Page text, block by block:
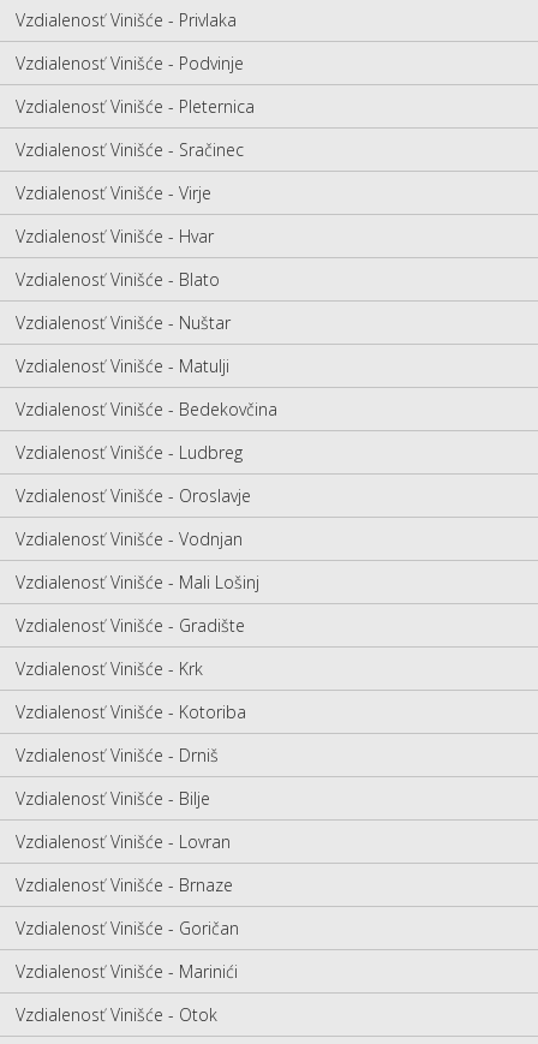
Vzdialenosť Vinišće - Privlaka
Vzdialenosť Vinišće - Podvinje
Vzdialenosť Vinišće - Pleternica
Vzdialenosť Vinišće - Sračinec
Vzdialenosť Vinišće - Virje
Vzdialenosť Vinišće - Hvar
Vzdialenosť Vinišće - Blato
Vzdialenosť Vinišće - Nuštar
Vzdialenosť Vinišće - Matulji
Vzdialenosť Vinišće - Bedekovčina
Vzdialenosť Vinišće - Ludbreg
Vzdialenosť Vinišće - Oroslavje
Vzdialenosť Vinišće - Vodnjan
Vzdialenosť Vinišće - Mali Lošinj
Vzdialenosť Vinišće - Gradište
Vzdialenosť Vinišće - Krk
Vzdialenosť Vinišće - Kotoriba
Vzdialenosť Vinišće - Drniš
Vzdialenosť Vinišće - Bilje
Vzdialenosť Vinišće - Lovran
Vzdialenosť Vinišće - Brnaze
Vzdialenosť Vinišće - Goričan
Vzdialenosť Vinišće - Marinići
Vzdialenosť Vinišće - Otok